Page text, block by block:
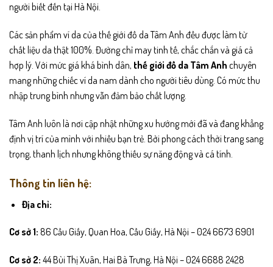
người biết đến tại Hà Nội.
Các sản phẩm ví da của thế giới đồ da Tâm Anh đều được làm từ
chất liệu da thật 100%. Đường chỉ may tinh tế, chắc chắn và giá cả
hợp lý. Với mức giá khá bình dân, thế giới đồ da Tâm Anh chuyên
mang những chiếc ví da nam dành cho người tiêu dùng. Có mức thu
nhập trung bình nhưng vẫn đảm bảo chất lượng.
Tâm Anh luôn là nơi cập nhật những xu hướng mới đã và đang khẳng
định vị trí của mình với nhiều bạn trẻ. Bởi phong cách thời trang sang
trọng, thanh lịch nhưng không thiếu sự năng động và cá tính.
Thông tin liên hệ:
Địa chỉ:
Cơ sở 1: 86 Cầu Giấy, Quan Hoa, Cầu Giấy, Hà Nội – 024 6673 6901
Cơ sở 2: 44 Bùi Thị Xuân, Hai Bà Trưng, Hà Nội – 024 6688 2428